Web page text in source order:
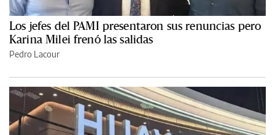
Los jefes del PAMI presentaron sus renuncias pero
Karina Milei frenó las salidas
Pedro Lacour